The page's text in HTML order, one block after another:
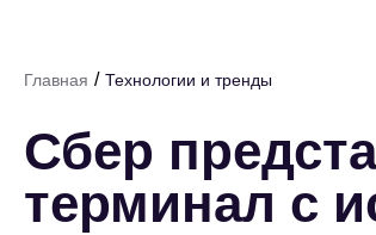
Главная / Технологии и тренды
Сбер
терминал с